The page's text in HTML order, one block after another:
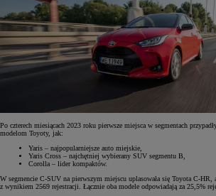
Po czterech miesiącach 2023 roku pierwsze miejsca w segmentach
modelom Toyoty, jak:
Yaris – najpopularniejsze auto miejskie,
Yaris Cross – najchętniej wybierany SUV segmentu B,
Corolla – lider kompaktów.
W segmencie C-SUV na pierwszym miejscu uplasowała się Toyota C-
z wynikiem 2569 rejestracji. Łącznie oba modele odpowiadają za 25,5%